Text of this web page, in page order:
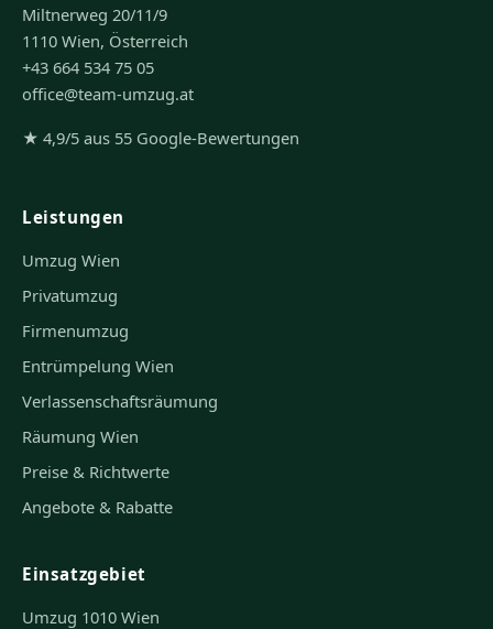
Miltnerweg 20/11/9
1110 Wien, Österreich
+43 664 534 75 05
office@team-umzug.at
★ 4,9/5 aus 55 Google-Bewertungen
Leistungen
Umzug Wien
Privatumzug
Firmenumzug
Entrümpelung Wien
Verlassenschaftsräumung
Räumung Wien
Preise & Richtwerte
Angebote & Rabatte
Einsatzgebiet
Umzug 1010 Wien